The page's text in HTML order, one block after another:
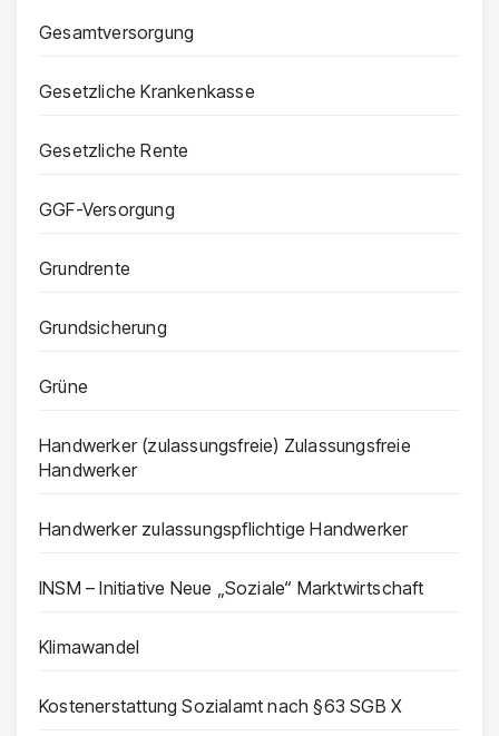
Gesamtversorgung
Gesetzliche Krankenkasse
Gesetzliche Rente
GGF-Versorgung
Grundrente
Grundsicherung
Grüne
Handwerker (zulassungsfreie) Zulassungsfreie
Handwerker
Handwerker zulassungspflichtige Handwerker
INSM – Initiative Neue „Soziale“ Marktwirtschaft
Klimawandel
Kostenerstattung Sozialamt nach §63 SGB X